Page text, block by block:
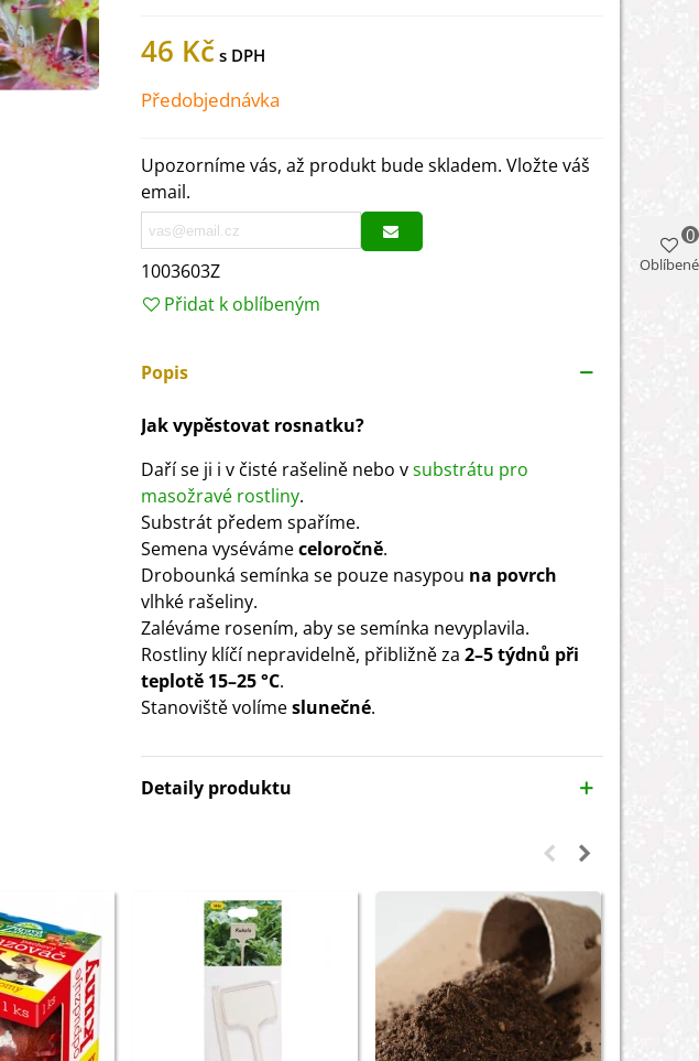
46 Kč
Předobjednávka
Upozorníme vás, až produkt bude skladem. Vložte váš
email.
1003603Z
Přidat k oblíbeným
Popis
Jak vypěstovat rosnatku?
Daří se ji i v čisté rašelině nebo vsubstrátu pro
masožravé rostliny.
Substrát předem spaříme.
Semena vysévámeceloročně.
Drobounká semínka se pouze nasypou na povrch
vlhké rašeliny.
Zaléváme rosením, aby se semínka nevyplavila.
Rostliny klíčí nepravidelně, přibližně za 2–5 týdnů při
teplotě 15–25 °C.
Stanoviště volímeslunečné.
Detaily produktu
Oblíbené
0